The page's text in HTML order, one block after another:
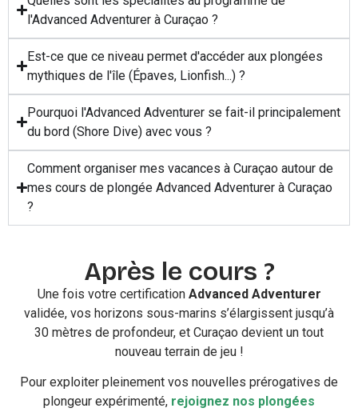
l'Advanced Adventurer à Curaçao ?
Est-ce que ce niveau permet d'accéder aux plongées
mythiques de l'île (Épaves, Lionfish...) ?
Pourquoi l'Advanced Adventurer se fait-il principalement
du bord (Shore Dive) avec vous ?
Comment organiser mes vacances à Curaçao autour de
mes cours de plongée Advanced Adventurer à Curaçao
?
Après le cours ?
Une fois votre certification Advanced Adventurer
validée, vos horizons sous-marins s’élargissent jusqu’à
30 mètres de profondeur, et Curaçao devient un tout
nouveau terrain de jeu !
Pour exploiter pleinement vos nouvelles prérogatives de
plongeur expérimenté, rejoignez nos plongées